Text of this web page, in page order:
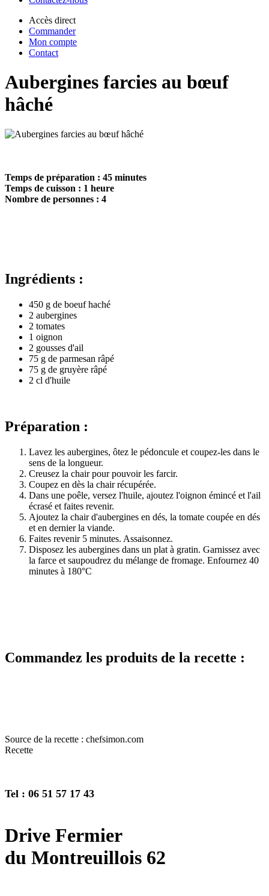
Accès direct
Commander
Mon compte
Contact
Aubergines farcies au bœuf
hâché
Temps de préparation : 45 minutes
Temps de cuisson : 1 heure
Nombre de personnes : 4
Ingrédients :
450 g de boeuf haché
2 aubergines
2 tomates
1 oignon
2 gousses d'ail
75 g de parmesan râpé
75 g de gruyère râpé
2 cl d'huile
Préparation :
Lavez les aubergines, ôtez le pédoncule et coupez-les dans le
sens de la longueur.
Creusez la chair pour pouvoir les farcir.
Coupez en dès la chair récupérée.
Dans une poêle, versez l'huile, ajoutez l'oignon émincé et l'ail
écrasé et faites revenir.
Ajoutez la chair d'aubergines en dés, la tomate coupée en dés
et en dernier la viande.
Faites revenir 5 minutes. Assaisonnez.
Disposez les aubergines dans un plat à gratin. Garnissez avec
la farce et saupoudrez du mélange de fromage. Enfournez 40
minutes à 180°C
Commandez les produits de la recette :
Source de la recette : chefsimon.com
Recette
Tel : 06 51 57 17 43
Drive Fermier
du Montreuillois 62